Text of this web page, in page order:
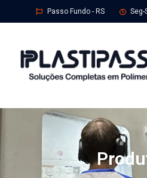
Passo Fundo - RS Seg-